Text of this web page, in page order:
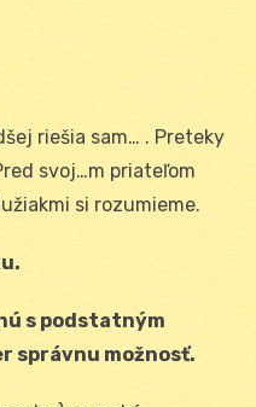
riešia sam… . Preteky
svoj…m priateľom
si rozumieme.
s podstatným
správnu možnosť.